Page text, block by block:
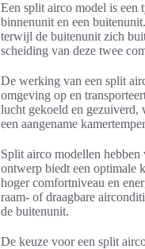
Een split airco model is een
binnenunit en een
terwijl de buitenunit zich
scheiding van deze twee
De werking van een split
omgeving op en
lucht gekoeld en gezuiverd,
een aangename
Split airco modellen
ontwerp biedt een optimale
hoger comfortniveau en
raam- of draagbare
de buitenunit.
De keuze voor een split